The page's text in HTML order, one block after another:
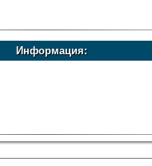
Информация: